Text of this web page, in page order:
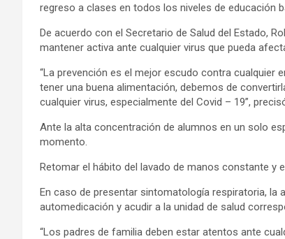
regreso a clases en todos los niveles de educación
De acuerdo con el Secretario de Salud del Estado,
mantener activa ante cualquier virus que pueda
“La prevención es el mejor escudo contra cualquier
tener una buena alimentación, debemos de
cualquier virus, especialmente del Covid – 19”,
Ante la alta concentración de alumnos en un solo
momento.
Retomar el hábito del lavado de manos constante y
En caso de presentar sintomatología respiratoria, la
automedicación y acudir a la unidad de salud
“Los padres de familia deben estar atentos ante